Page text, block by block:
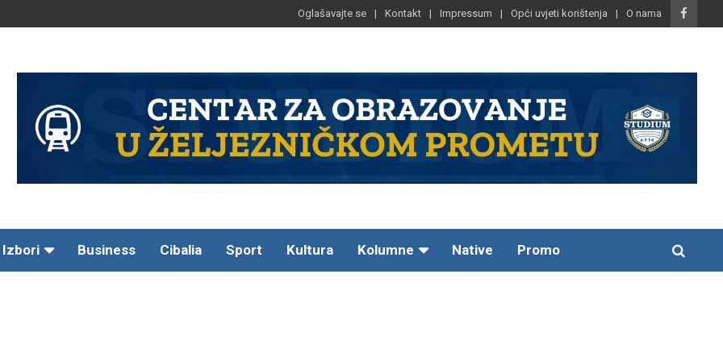
Oglašavajte se Kontakt Impressum Opći uvjeti korištenja O nama
Izbori Business Cibalia Sport Kultura Kolumne Native Promo